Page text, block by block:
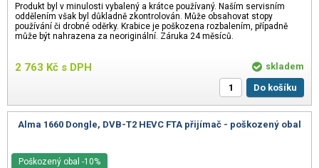
Produkt byl v minulosti vybalený a krátce používaný. Naším servisním
oddělením však byl důkladně zkontrolován. Může obsahovat stopy
používání či drobné oděrky. Krabice je poškozena rozbalením, případně
může být nahrazena za neoriginální. Záruka 24 měsíců.
2 763 Kč s DPH
skladem
Do košíku
Alma 1660 Dongle, DVB-T2 HEVC FTA přijímač - poškozený obal
Poškozený obal -10%